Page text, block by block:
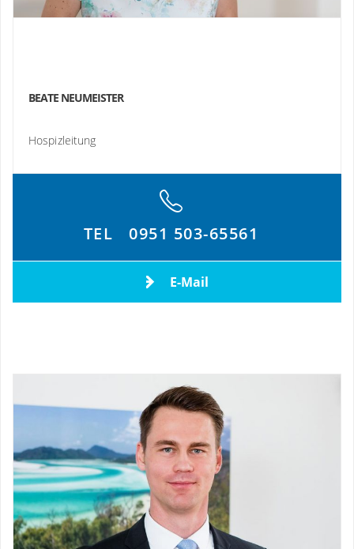
BEATE NEUMEISTER
Hospizleitung
TEL 0951 503-65561
E-Mail